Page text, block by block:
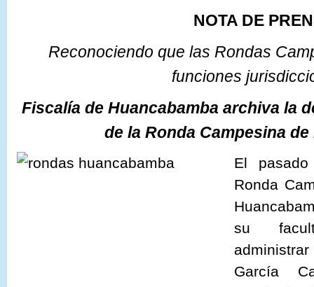
NOTA DE
Reconociendo que las Rondas
funciones
Fiscalía de Huancabamba archiva la
de la Ronda Campesina
El
Ronda
su
García